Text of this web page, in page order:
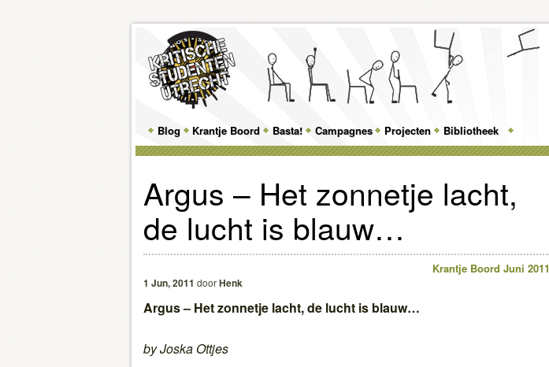
Main
menu
Skip
to
primary
content
Skip
to
secondary
content
Blog Krantje Boord Basta! Campagnes Projecten Bibliotheek
Argus – Het zonnetje lacht,
de lucht is blauw…
Krantje Boord Juni 2011
1 Jun, 2011 doorHenk
Argus – Het zonnetje lacht, de lucht is blauw…
by Joska Ottjes